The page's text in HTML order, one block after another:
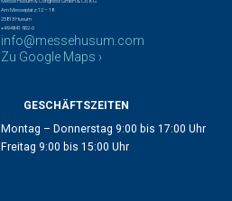
Am Messeplatz 12 – 18
25813 Husum
+49 4841 902-0
info@messehusum.com
Zu Google Maps ›
GESCHÄFTSZEITEN
Montag – Donnerstag 9:00 bis 17:00 Uhr
Freitag 9:00 bis 15:00 Uhr